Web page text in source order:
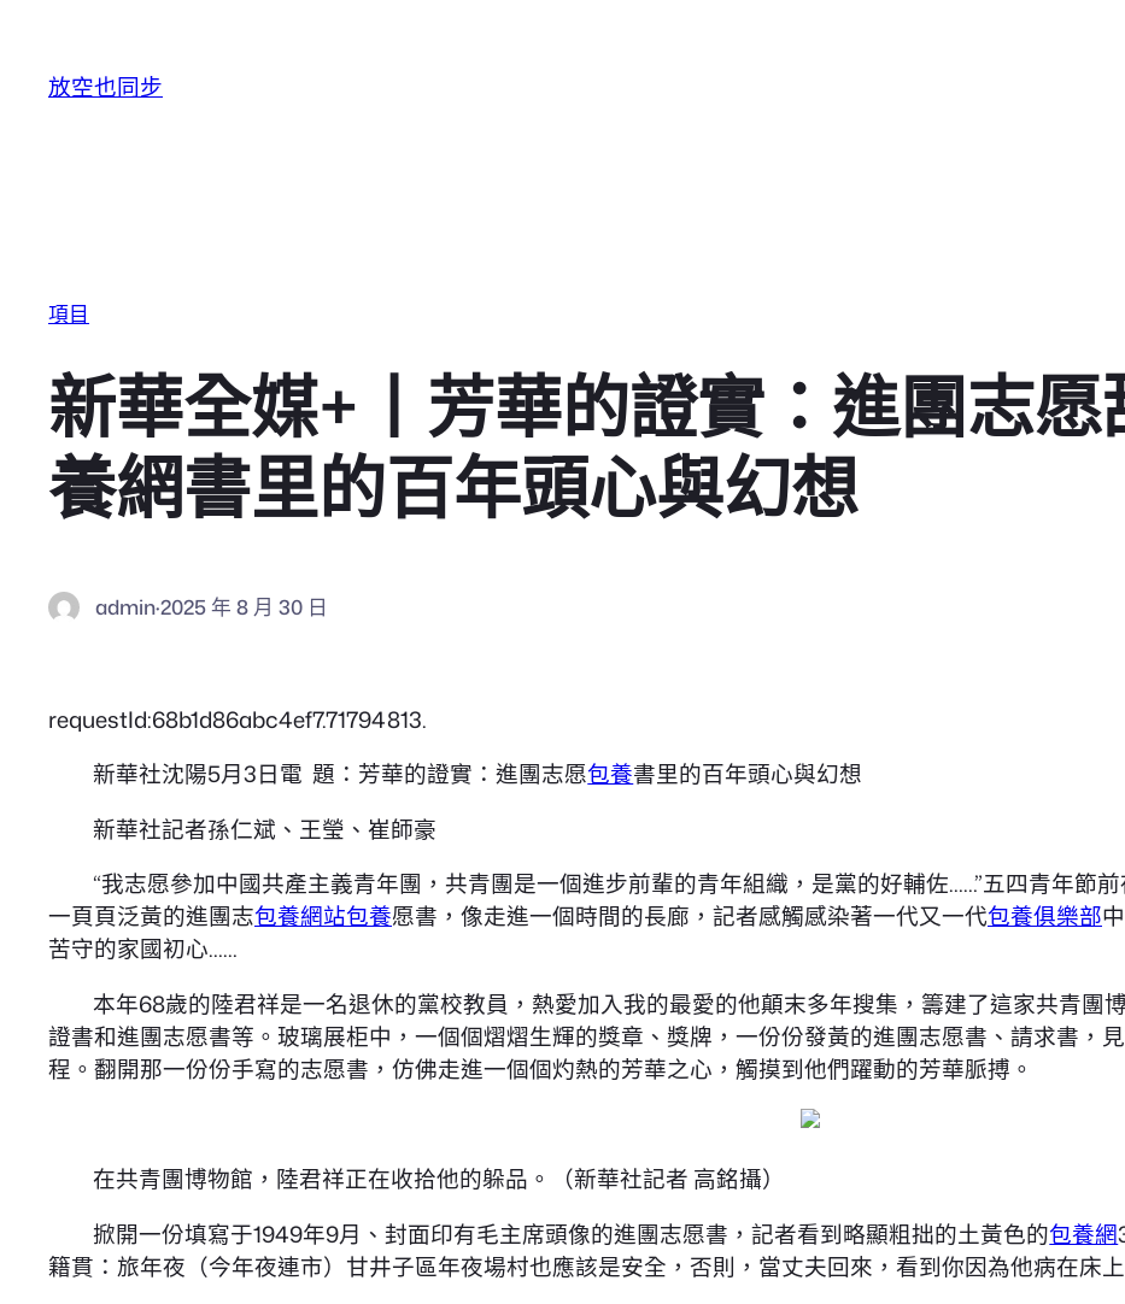
放空也同步
項目
新華全媒+丨芳華的證實：進團志
養網書里的百年頭心與幻想
admin·2025 年 8 月 30 日
requestId:68b1d86abc4ef7.71794813.
新華社沈陽5月3日電 題：芳華的證實：進團志愿包養書里的百年頭心與幻想
新華社記者孫仁斌、王瑩、崔師豪
“我志愿參加中國共產主義青年團，共青團是一個進步前輩的青年組織，是黨的好輔佐……”五四青年節
一頁頁泛黃的進團志包養網站包養愿書，像走進一個時間的長廊，記者感觸感染著一代又一代包養俱樂部
苦守的家國初心……
本年68歲的陸君祥是一名退休的黨校教員，熱愛加入我的最愛的他顛末多年搜集，籌建了這家共青團
證書和進團志愿書等。玻璃展柜中，一個個熠熠生輝的獎章、獎牌，一份份發黃的進團志愿書、請求書，
程。翻開那一份份手寫的志愿書，仿佛走進一個個灼熱的芳華之心，觸摸到他們躍動的芳華脈搏。
在共青團博物館，陸君祥正在收拾他的躲品。（新華社記者 高銘攝）
掀開一份填寫于1949年9月、封面印有毛主席頭像的進團志愿書，記者看到略顯粗拙的土黃色的包養網
籍貫：旅年夜（今年夜連市）甘井子區年夜場村也應該是安全，否則，當丈夫回來，看到你因為他病在床